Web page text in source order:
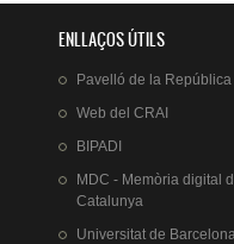
ENLLAÇOS ÚTILS
Pavelló de la República
Web del CRAI
BIPADI
MDC - Memòria digital
Catalunya
Universitat de